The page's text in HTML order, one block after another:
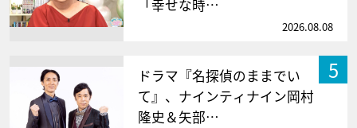
「幸せな時…
2026.08.08
5
ドラマ『名探偵のままでい
て』、ナインティナイン岡村
隆史＆矢部…